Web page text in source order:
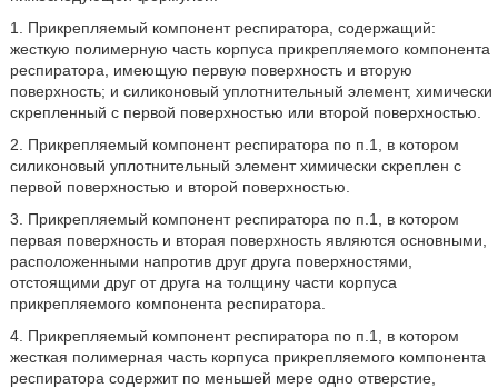
1. Прикрепляемый компонент респиратора, содержащий:
жесткую полимерную часть корпуса прикрепляемого компонента
респиратора, имеющую первую поверхность и вторую
поверхность; и силиконовый уплотнительный элемент, химически
скрепленный с первой поверхностью или второй поверхностью.
2. Прикрепляемый компонент респиратора по п.1, в котором
силиконовый уплотнительный элемент химически скреплен с
первой поверхностью и второй поверхностью.
3. Прикрепляемый компонент респиратора по п.1, в котором
первая поверхность и вторая поверхность являются основными,
расположенными напротив друг друга поверхностями,
отстоящими друг от друга на толщину части корпуса
прикрепляемого компонента респиратора.
4. Прикрепляемый компонент респиратора по п.1, в котором
жесткая полимерная часть корпуса прикрепляемого компонента
респиратора содержит по меньшей мере одно отверстие,